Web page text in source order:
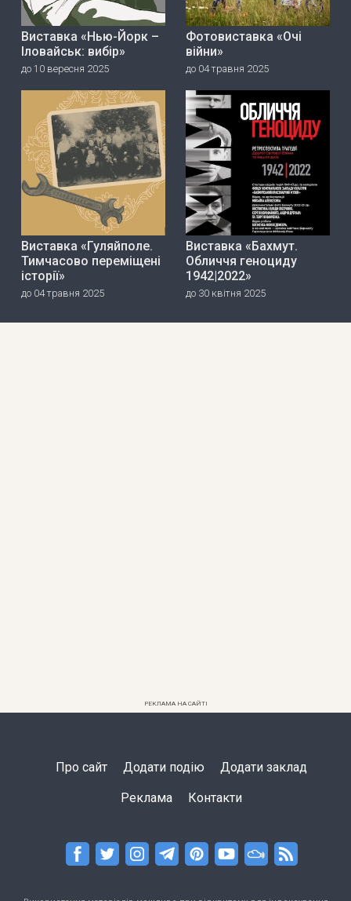
Виставка «Нью-Йорк –
Іловайськ: вибір»
до 10 вересня 2025
Фотовиставка «Очі
війни»
до 04 травня 2025
Виставка «Гуляйполе.
Тимчасово переміщені
історії»
до 04 травня 2025
Виставка «Бахмут.
Обличчя геноциду
1942|2022»
до 30 квітня 2025
РЕКЛАМА НА САЙТІ
Про сайт Додати подію Додати заклад
Реклама Контакти